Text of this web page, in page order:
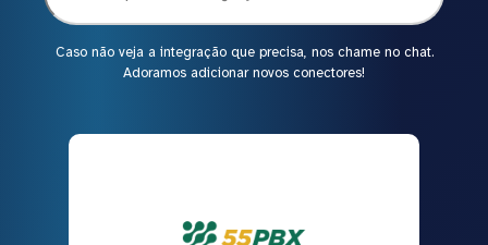
Caso não veja a integração que precisa, nos chame no chat.
Adoramos adicionar novos conectores!